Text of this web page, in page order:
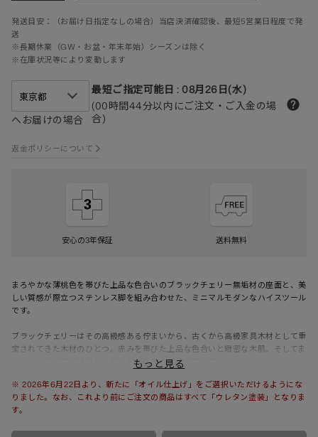
発送目安：（お届け日指定なしの場合）当店決済確認後、最短5営業日程度で発
送
※長期休業（GW・お盆・年末年始）シーズンは除く
※在庫状況等により変動します
へお届けの場合
最短ご指定可能日 :08月26日(水)
(00時間44分以内にご注文・ご入金の場
合)
返金ポリシーについて
安心の3年保証 送料無料
まろやかな薄桃色を帯びた上品な色合いのブラックチェリー無垢材の座面と、美
しい質感が際立つステンレス脚を組み合わせた、ミニマルモダンなハイスツール
です。
ブラックチェリーはその高級感ある佇まいから、古くから高級家具木材として重
宝されてきた木材のひとつ。赤みを帯びた上品な色合いと緻密な木肌、そしてま
ろやかな光沢感が特徴で、目を引く気品ある 雰囲気が魅力です。
脚は、2種類のフォルムをご用意しました。2本のフープ状の帯を十字に組み合
わせたような姿が印象的な Cross Plate 脚と、すっと伸びた4本の脚がスタイ
リッシュな Slant Bar 脚。それぞれ個性の異なる佇まいで、空間の素敵なアク
もっと見る
※ 2026年6月22日より、新たに「オイル仕上げ」をご選択いただけるようにな
りました。なお、これより前にご注文の商品はすべて「ウレタン塗装」となりま
す。